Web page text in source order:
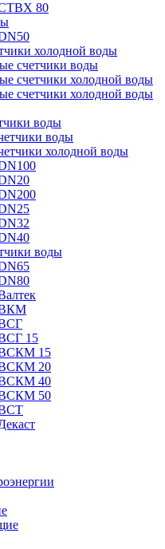
80
холодной воды
счетчики воды
счетчики холодной воды
счетчики холодной воды
воды
воды
холодной воды
воды
ВКМ
15
ВСКМ 15
ВСКМ 20
ВСКМ 40
ВСКМ 50